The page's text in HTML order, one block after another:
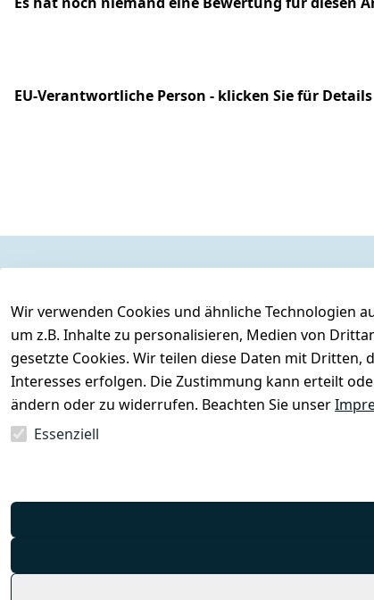
EU-Verantwortliche Person - klicken Sie für Details
Wir verwenden Cookies und ähnliche Technologien
um z.B. Inhalte zu personalisieren, Medien von
gesetzte Cookies. Wir teilen diese Daten mit
Interesses erfolgen. Die Zustimmung kann erteilt
ändern oder zu widerrufen. Beachten Sie unser
Essenziell
AGB
Impressum
Barrierefreiheitserklärung
Widerrufsrecht
Kontakt